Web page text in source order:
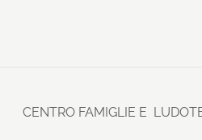
CENTRO FAMIGLIE E